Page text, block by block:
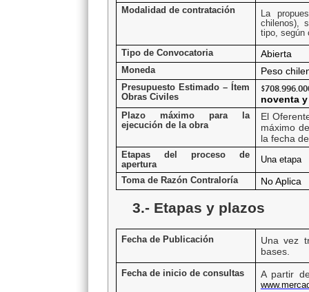
Modalidad de contratación
La
chilenos),
tipo, según
Tipo de Convocatoria
Abierta
Moneda Peso
Presupuesto Estimado – Ítem
Obras Civiles
noventa
Plazo máximo para la
ejecución de la obra
El
máximo
la fecha
Etapas del proceso de
apertura
Una etapa
Toma de Razón Contraloría
No Aplica
3.- Etapas y plazos
Fecha de Publicación
Una vez
bases.
Fecha de inicio de consultas A partir